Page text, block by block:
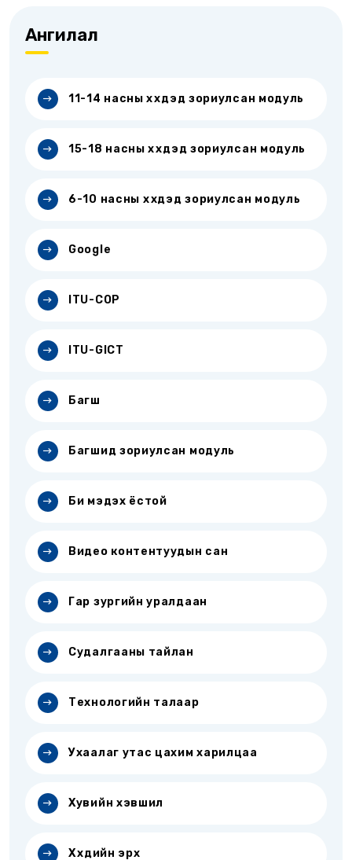
Ангилал
11-14 насны хүүхдэд зориулсан модуль
15-18 насны хүүхдэд зориулсан модуль
6-10 насны хүүхдэд зориулсан модуль
Google
ITU-COP
ITU-GICT
Багш
Багшид зориулсан модуль
Би мэдэх ёстой
Видео контентуудын сан
Гар зургийн уралдаан
Судалгааны тайлан
Технологийн талаар
Ухаалаг утас цахим харилцаа
Хувийн хэвшил
Хүүхдийн эрх